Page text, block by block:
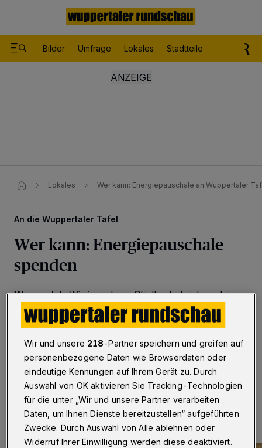
Bilder Umfrage Lokales Stadtteile
Lokales Wer kann: Energiepauschale an Wuppertaler
An die Wuppertaler Tafel
Wer kann: Energiepauschale
spenden
Wuppertal·Wie in anderen Städten hat sich auch in
Wuppertal eine Initiative gebildet, die finanziell besser
aufgestellte Bürgerinnen und Bürger anregen will, Geld
aus der Energiepauschale für soziale Zwecke zu
spenden – im konkreten Fall an die Wuppertaler Tafel.
23.11.2022 , 16:41 Uhr Eine Minute Lesezeit
Wir und unsere 218-Partner speichern und greifen auf
personenbezogene Daten wie Browserdaten oder
eindeutige Kennungen auf Ihrem Gerät zu. Durch
Auswahl von OK aktivieren Sie Tracking-Technologien
für die unter „Wir und unsere Partner verarbeiten
Daten, um Ihnen Dienste bereitzustellen“ aufgeführten
Zwecke. Durch Auswahl von Alle ablehnen oder
Widerruf Ihrer Einwilligung werden diese deaktiviert.